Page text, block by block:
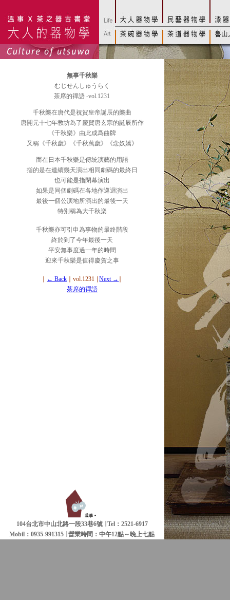
無事千秋樂
むじせんしゅうらく
茶席的禪語 -vol.1231
千秋樂在唐代是祝賀皇帝誕辰的樂曲
唐開元十七年教坊為了慶賀唐玄宗的誕辰所作
《千秋樂》由此成爲曲牌
又稱《千秋歲》《千秋萬歲》《念奴嬌》
而在日本千秋樂是傳統演藝的用語
指的是在連續幾天演出相同劇碼的最終日
也可能是指閉幕演出
如果是同個劇碼在各地作巡迴演出
最後一個公演地所演出的最後一天
特別稱為大千秋楽
千秋樂亦可引申為事物的最終階段
終於到了今年最後一天
平安無事度過一年的時間
迎來千秋樂是值得慶賀之事
← Back ∣ vol.1231 ∣Next →
茶席的禪語
104台北市中山北路一段33巷6號 ∣ Tel：2521-6917
Mobil：0935-991315 ∣
營業時間：中午12點～晚上七點